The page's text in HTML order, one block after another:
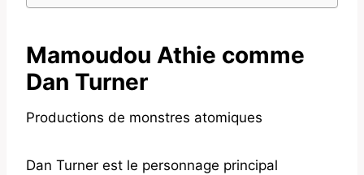
Mamoudou Athie comme
Dan Turner
Productions de monstres atomiques
Dan Turner est le personnage principal